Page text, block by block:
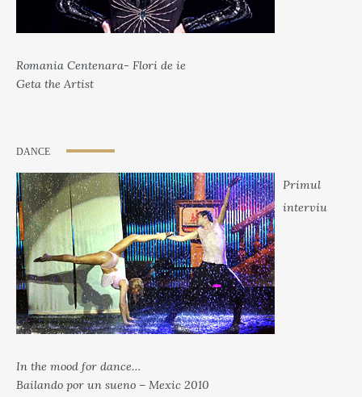
Romania Centenara- Flori de ie
Geta the Artist
DANCE
Primul
interviu
In the mood for dance…
Bailando por un sueno – Mexic 2010